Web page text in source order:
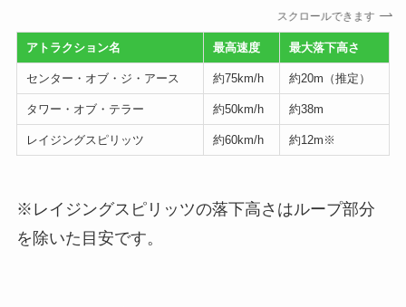
スクロールできます
アトラクション名 最高速度 最大落下高さ
センター・オブ・ジ・アース 約75km/h 約20m（推定）
タワー・オブ・テラー 約50km/h 約38m
レイジングスピリッツ 約60km/h 約12m※
※レイジングスピリッツの落下高さはループ部分
を除いた目安です。